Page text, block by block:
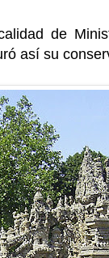
de
así su